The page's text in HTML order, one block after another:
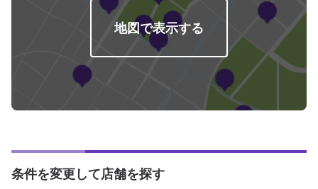
地図で表示する
条件を変更して店舗を探す